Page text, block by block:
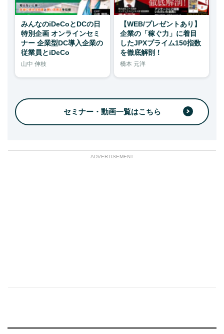
みんなのiDeCoとDCの日
特別企画 オンラインセミ
ナー 企業型DC導入企業の
従業員とiDeCo
山中 伸枝
【WEB/プレゼントあり】
企業の「稼ぐ力」に着目
したJPXプライム150指数
を徹底解剖！
橋本 元洋
セミナー・動画一覧はこちら
ADVERTISEMENT